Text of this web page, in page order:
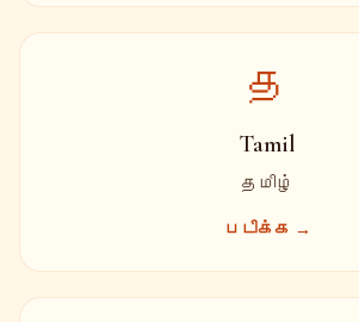
த
Tamil
தமிழ்
படிக்க →